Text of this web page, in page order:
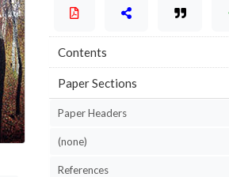
Contents
Paper Sections
Paper Headers
(none)
References